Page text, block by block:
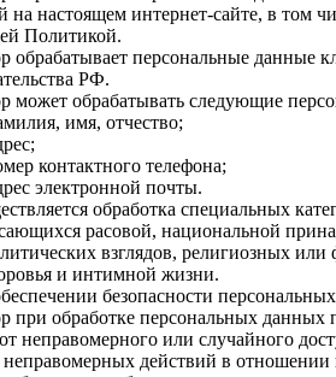
на настоящем интернет-сайте, в том
Политикой.
обрабатывает персональные данные
РФ.
может обрабатывать следующие
имя, отчество;
контактного телефона;
электронной почты.
обработка специальных
расовой, национальной
взглядов, религиозных
и интимной жизни.
безопасности
при обработке персональных
неправомерного или случайного
действий в отношении